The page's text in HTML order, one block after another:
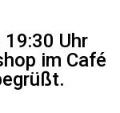
Uhr
im Café